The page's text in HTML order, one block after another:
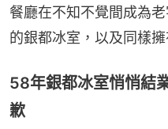
餐廳在不知不覺間成為
的銀都冰室，以及同樣
58年銀都冰室悄悄結
歉